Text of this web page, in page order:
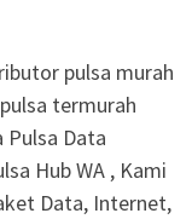
pulsa murah
termurah
Pulsa Data
Hub WA , Kami
Data, Internet,